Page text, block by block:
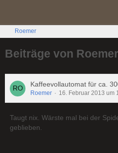
Roemer
Beiträge von Roemer
Kaffeevollautomat für ca.
Roemer 16. Februar 2013 um
Taugt nix. Wärste mal bei der
geblieben.